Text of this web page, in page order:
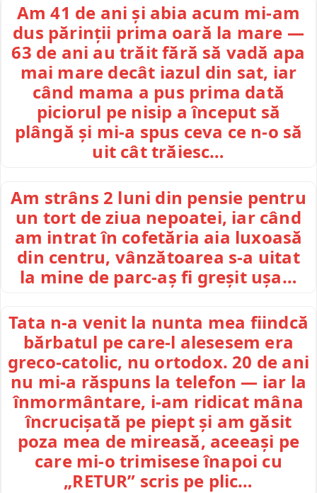
Am 41 de ani și abia acum mi-am
dus părinții prima oară la mare —
63 de ani au trăit fără să vadă apa
mai mare decât iazul din sat, iar
când mama a pus prima dată
piciorul pe nisip a început să
plângă și mi-a spus ceva ce n-o să
uit cât trăiesc…
Am strâns 2 luni din pensie pentru
un tort de ziua nepoatei, iar când
am intrat în cofetăria aia luxoasă
din centru, vânzătoarea s-a uitat
la mine de parc-aș fi greșit ușa…
Tata n-a venit la nunta mea fiindcă
bărbatul pe care-l alesesem era
greco-catolic, nu ortodox. 20 de ani
nu mi-a răspuns la telefon — iar la
înmormântare, i-am ridicat mâna
încrucișată pe piept și am găsit
poza mea de mireasă, aceeași pe
care mi-o trimisese înapoi cu
„RETUR” scris pe plic…